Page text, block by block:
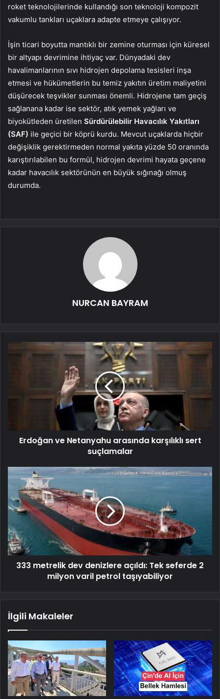
roket teknolojilerinde kullandığı son teknoloji kompozit
vakumlu tankları uçaklara adapte etmeye çalışıyor.
İşin ticari boyutta mantıklı bir zemine oturması için küresel
bir altyapı devrimine ihtiyaç var. Dünyadaki dev
havalimanlarının sıvı hidrojen depolama tesisleri inşa
etmesi ve hükümetlerin bu temiz yakıtın üretim maliyetini
düşürecek teşvikler sunması önemli. Hidrojene tam geçiş
sağlanana kadar ise sektör, atık yemek yağları ve
biyokütleden üretilen Sürdürülebilir Havacılık Yakıtları
(SAF) ile geçici bir köprü kurdu. Mevcut uçaklarda hiçbir
değişiklik gerektirmeden normal yakıta yüzde 50 oranında
karıştırılabilen bu formül, hidrojen devrimi hayata geçene
kadar havacılık sektörünün en büyük sığınağı olmuş
durumda.
NURCAN BAYRAM
Erdoğan ve Netanyahu arasında karşılıklı sert
suçlamalar
333 metrelik dev denizlere açıldı: Tek seferde 2
milyon varil petrol taşıyabiliyor
İlgili Makaleler